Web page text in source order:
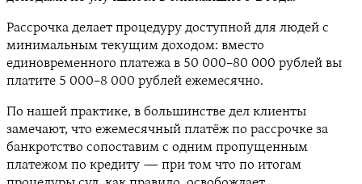
Рассрочка делает процедуру доступной для людей с
минимальным текущим доходом: вместо
единовременного платежа в 50 000–80 000 рублей вы
платите 5 000–8 000 рублей ежемесячно.
По нашей практике, в большинстве дел клиенты
замечают, что ежемесячный платёж по рассрочке за
банкротство сопоставим с одним пропущенным
платежом по кредиту — при том что по итогам